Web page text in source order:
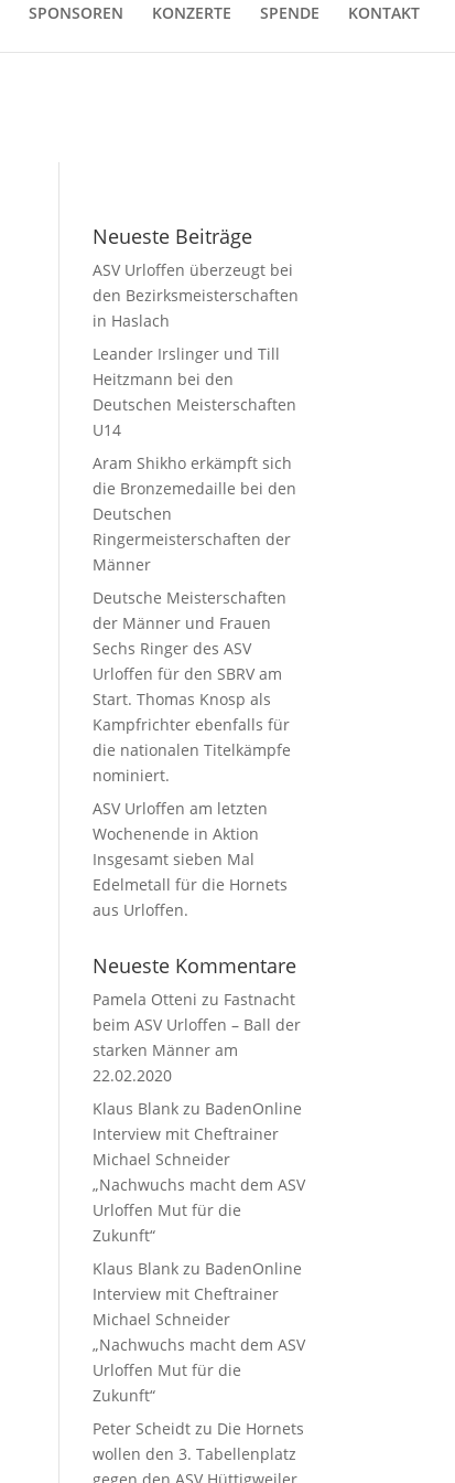
SPONSOREN KONZERTE SPENDE KONTAKT
Neueste Beiträge
ASV Urloffen überzeugt bei
den Bezirksmeisterschaften
in Haslach
Leander Irslinger und Till
Heitzmann bei den
Deutschen Meisterschaften
U14
Aram Shikho erkämpft sich
die Bronzemedaille bei den
Deutschen
Ringermeisterschaften der
Männer
Deutsche Meisterschaften
der Männer und Frauen
Sechs Ringer des ASV
Urloffen für den SBRV am
Start. Thomas Knosp als
Kampfrichter ebenfalls für
die nationalen Titelkämpfe
nominiert.
ASV Urloffen am letzten
Wochenende in Aktion
Insgesamt sieben Mal
Edelmetall für die Hornets
aus Urloffen.
Neueste Kommentare
Pamela Otteni zu Fastnacht
beim ASV Urloffen – Ball der
starken Männer am
22.02.2020
Klaus Blank zu BadenOnline
Interview mit Cheftrainer
Michael Schneider
„Nachwuchs macht dem ASV
Urloffen Mut für die
Zukunft“
Klaus Blank zu BadenOnline
Interview mit Cheftrainer
Michael Schneider
„Nachwuchs macht dem ASV
Urloffen Mut für die
Zukunft“
Peter Scheidt zu Die Hornets
wollen den 3. Tabellenplatz